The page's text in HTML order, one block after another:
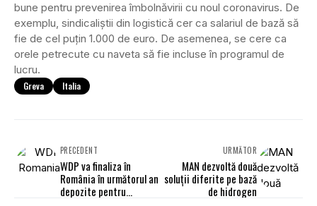
bune pentru prevenirea îmbolnăvirii cu noul coronavirus. De
exemplu, sindicaliștii din logistică cer ca salariul de bază să
fie de cel puțin 1.000 de euro. De asemenea, se cere ca
orele petrecute cu naveta să fie incluse în programul de
lucru.
Greva Italia
PRECEDENT
WDP va finaliza în
România în următorul an
depozite pentru
URMĂTOR
MAN dezvoltă două
soluții diferite pe bază
de hidrogen